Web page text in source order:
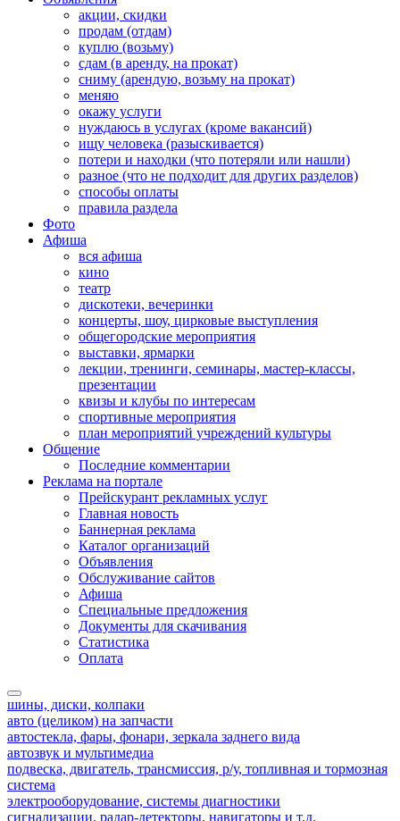
акции, скидки
продам (отдам)
куплю (возьму)
сдам (в аренду, на прокат)
сниму (арендую, возьму на прокат)
меняю
окажу услуги
нуждаюсь в услугах (кроме вакансий)
ищу человека (разыскивается)
потери и находки (что потеряли или нашли)
разное (что не подходит для других разделов)
способы оплаты
правила раздела
Фото
Афиша
вся афиша
кино
театр
дискотеки, вечеринки
концерты, шоу, цирковые выступления
общегородские мероприятия
выставки, ярмарки
лекции, тренинги, семинары, мастер-классы,
презентации
квизы и клубы по интересам
спортивные мероприятия
план мероприятий учреждений культуры
Общение
Последние комментарии
Реклама на портале
Прейскурант рекламных услуг
Главная новость
Баннерная реклама
Каталог организаций
Объявления
Обслуживание сайтов
Афиша
Специальные предложения
Документы для скачивания
Статистика
Оплата
шины, диски, колпаки
авто (целиком) на запчасти
автостекла, фары, фонари, зеркала заднего вида
автозвук и мультимедиа
подвеска, двигатель, трансмиссия, р/у, топливная и тормозная
система
электрооборудование, системы диагностики
сигнализации, радар-детекторы, навигаторы и т.д.